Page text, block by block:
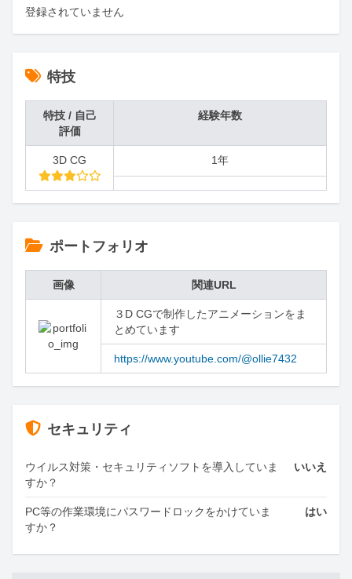
登録されていません
特技
特技 / 自己
評価
経験年数
3D CG 1年
ポートフォリオ
画像 関連URL
３D CGで制作したアニメーションをま
とめています
https://www.youtube.com/@ollie7432
セキュリティ
ウイルス対策・セキュリティソフトを導入していま
すか？
いいえ
PC等の作業環境にパスワードロックをかけていま
すか？
はい